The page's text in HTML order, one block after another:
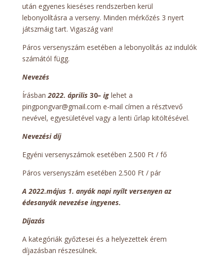
után egyenes kieséses rendszerben kerül
lebonyolításra a verseny. Minden mérkőzés 3 nyert
játszmáig tart. Vigaszág van!
Páros versenyszám esetében a lebonyolítás az indulók
számától függ.
Nevezés
Írásban 2022. április 30– iglehet a
pingpongvar@gmail.com e-mail címen a résztvevő
nevével, egyesületével vagy a lenti űrlap kitöltésével.
Nevezési díj
Egyéni versenyszámok esetében 2.500 Ft / fő
Páros versenyszám esetében 2.500 Ft / pár
A 2022.május 1. anyák napi nyílt versenyen az
édesanyák nevezése ingyenes.
Díjazás
A kategóriák győztesei és a helyezettek érem
díjazásban részesülnek.